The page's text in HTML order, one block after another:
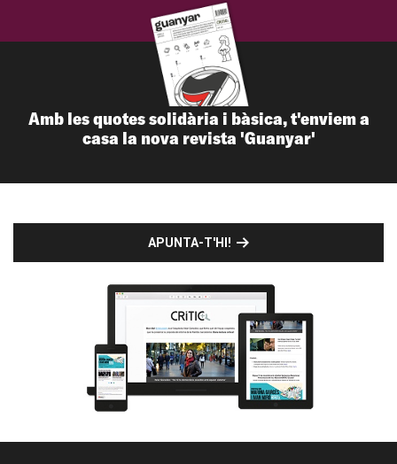
Amb les quotes solidària i bàsica, t'enviem a
casa la nova revista 'Guanyar'
APUNTA-T'HI!